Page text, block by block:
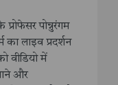
पोन्नुरंगम
लाइव प्रदर्शन
वीडियो में
और